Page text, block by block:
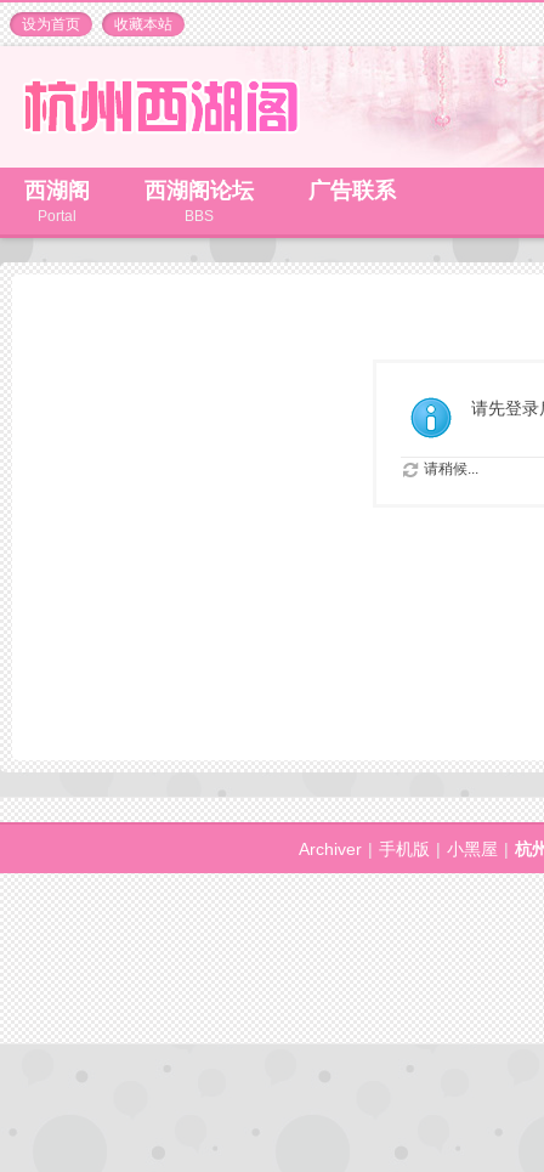
设为首页 收藏本站
西湖阁
Portal
西湖阁论坛
BBS
广告联系
请先登录
请稍候...
Archiver | 手机版 | 小黑屋 | 杭